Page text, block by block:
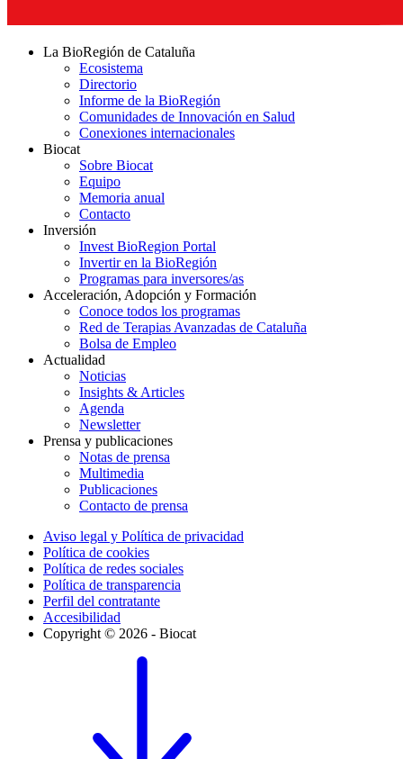
La BioRegión de Cataluña
Ecosistema
Directorio
Informe de la BioRegión
Comunidades de Innovación en Salud
Conexiones internacionales
Biocat
Sobre Biocat
Equipo
Memoria anual
Contacto
Inversión
Invest BioRegion Portal
Invertir en la BioRegión
Programas para inversores/as
Acceleración, Adopción y Formación
Conoce todos los programas
Red de Terapias Avanzadas de Cataluña
Bolsa de Empleo
Actualidad
Noticias
Insights & Articles
Agenda
Newsletter
Prensa y publicaciones
Notas de prensa
Multimedia
Publicaciones
Contacto de prensa
Aviso legal y Política de privacidad
Política de cookies
Política de redes sociales
Política de transparencia
Perfil del contratante
Accesibilidad
Copyright © 2026 - Biocat